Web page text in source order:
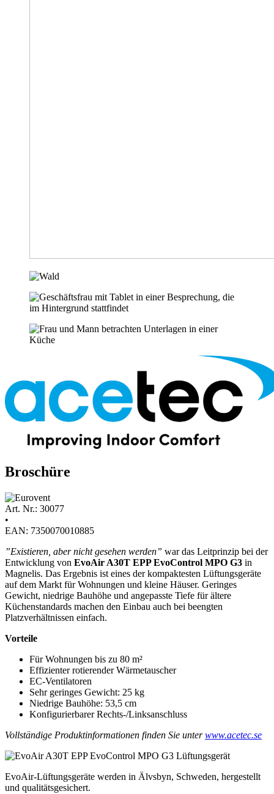
Broschüre
Art. Nr.: 30077
•
EAN: 7350070010885
”Existieren, aber nicht gesehen werden” war das Leitprinzip bei der
Entwicklung von EvoAir A30T EPP EvoControl MPO G3 in
Magnelis. Das Ergebnis ist eines der kompaktesten Lüftungsgeräte
auf dem Markt für Wohnungen und kleine Häuser. Geringes
Gewicht, niedrige Bauhöhe und angepasste Tiefe für ältere
Küchenstandards machen den Einbau auch bei beengten
Platzverhältnissen einfach.
Vorteile
Für Wohnungen bis zu 80 m²
Effizienter rotierender Wärmetauscher
EC-Ventilatoren
Sehr geringes Gewicht: 25 kg
Niedrige Bauhöhe: 53,5 cm
Konfigurierbarer Rechts-/Linksanschluss
Vollständige Produktinformationen finden Sie unterwww.acetec.se
EvoAir-Lüftungsgeräte werden in Älvsbyn, Schweden, hergestellt
und qualitätsgesichert.